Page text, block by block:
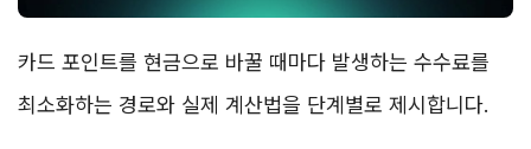
카드 포인트를 현금으로 바꿀 때마다 발생하는 수수료를
최소화하는 경로와 실제 계산법을 단계별로 제시합니다.